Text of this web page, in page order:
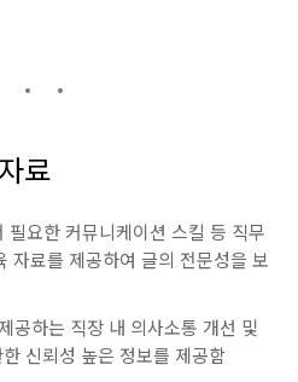
료
필요한 커뮤니케이션 스킬 등 직무
자료를 제공하여 글의 전문성을 보
공하는 직장 내 의사소통 개선 및
신뢰성 높은 정보를 제공함